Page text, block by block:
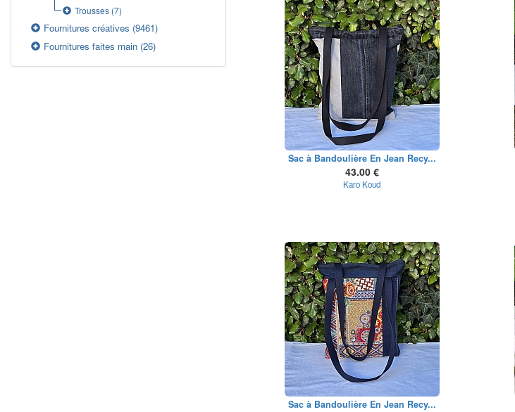
Trousses(7)
Fournitures créatives (9461)
Fournitures faites main (26)
Sac à Bandoulière En Jean Recy...
43.00 €
Karo Koud
Sac à Bandoulière En Jean Recy...